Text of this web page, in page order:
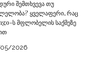
შემთხვევა თუ
ყველაფერი, რაც
ს მფლობელის საქმეზე
2026